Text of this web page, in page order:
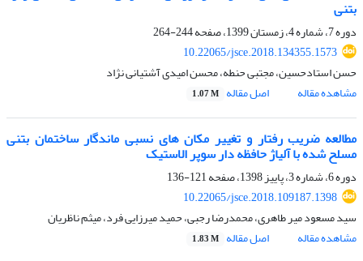
بتنی
دوره 7، شماره 4، زمستان 1399، صفحه
244-264
10.22065/jsce.2018.134355.1573
حسن استادحسین، مجتبی حنطه، محسن امیدی آشتیانی نژاد
مشاهده مقاله
اصل مقاله 1.07 M
مطالعه ضریب رفتار و تغییر مکان های نسبی ماندگار ساختمان بتنی
مسلح شده با آلیاژ حافظه دار سوپر الاستیک
دوره 6، شماره 3، پاییز 1398، صفحه
121-136
10.22065/jsce.2018.109187.1398
سید مسعود میر طاهری، محمدرضا رجبی، حمید میرزایی فرد، میثم ناظریان
مشاهده مقاله
اصل مقاله 1.83 M